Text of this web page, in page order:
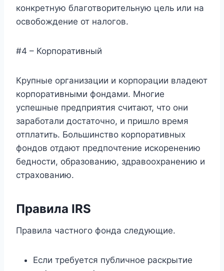
конкретную благотворительную цель или на
освобождение от налогов.
#4 – Корпоративный
Крупные организации и корпорации владеют
корпоративными фондами. Многие
успешные предприятия считают, что они
заработали достаточно, и пришло время
отплатить. Большинство корпоративных
фондов отдают предпочтение искоренению
бедности, образованию, здравоохранению и
страхованию.
Правила IRS
Правила частного фонда следующие.
Если требуется публичное раскрытие